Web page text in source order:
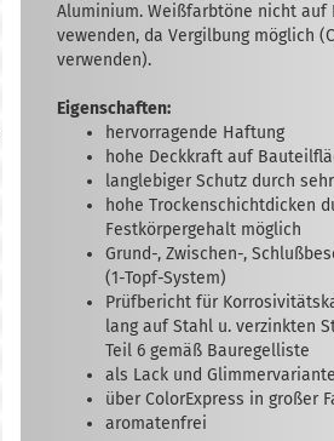
Aluminium. Weißfarbtöne nicht auf
vewenden, da Vergilbung möglich
verwenden).
Eigenschaften:
hervorragende Haftung
hohe Deckkraft auf
langlebiger Schutz durch
hohe Trockenschichtdicken
Festkörpergehalt möglich
Grund-, Zwischen-,
(1-Topf-System)
Prüfbericht für
lang auf Stahl u. verzinkten
Teil 6 gemäß Bauregelliste
als Lack und
über ColorExpress in großer
aromatenfrei